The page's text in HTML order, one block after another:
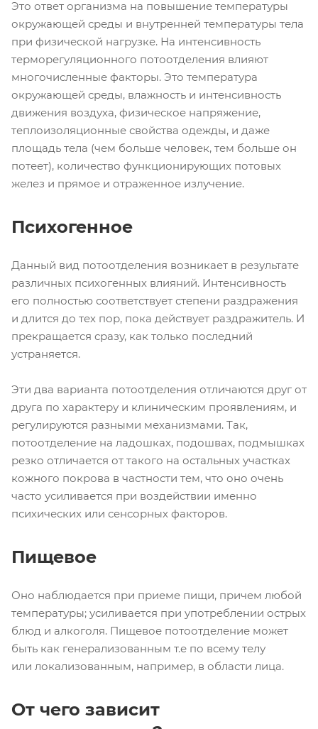
Это ответ организма на повышение температуры
окружающей среды и внутренней температуры тела
при физической нагрузке. На интенсивность
терморегуляционного потоотделения влияют
многочисленные факторы. Это температура
окружающей среды, влажность и интенсивность
движения воздуха, физическое напряжение,
теплоизоляционные свойства одежды, и даже
площадь тела (чем больше человек, тем больше он
потеет), количество функционирующих потовых
желез и прямое и отраженное излучение.
Психогенное
Данный вид потоотделения возникает в результате
различных психогенных влияний. Интенсивность
его полностью соответствует степени раздражения
и длится до тех пор, пока действует раздражитель. И
прекращается сразу, как только последний
устраняется.
Эти два варианта потоотделения отличаются друг от
друга по характеру и клиническим проявлениям, и
регулируются разными механизмами. Так,
потоотделение на ладошках, подошвах, подмышках
резко отличается от такого на остальных участках
кожного покрова в частности тем, что оно очень
часто усиливается при воздействии именно
психических или сенсорных факторов.
Пищевое
Оно наблюдается при приеме пищи, причем любой
температуры; усиливается при употреблении острых
блюд и алкоголя. Пищевое потоотделение может
быть как генерализованным т.е по всему телу
или локализованным, например, в области лица.
От чего зависит